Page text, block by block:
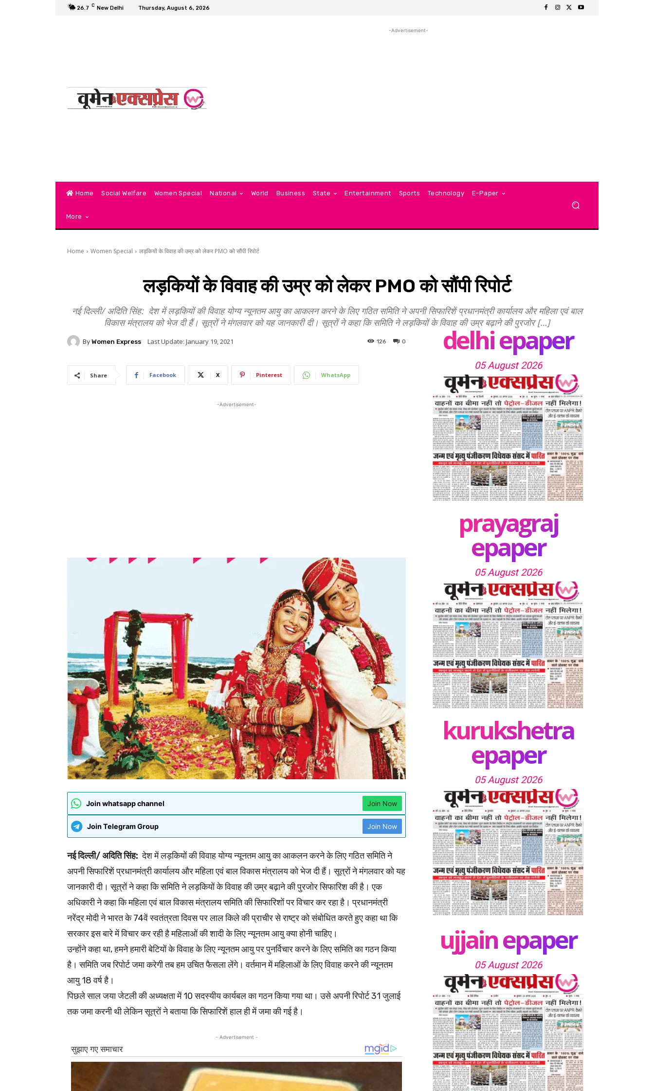
26.7 C New Delhi Thursday, August 6, 2026
-Advertisement-
Home Social Welfare Women Special National World Business State Entertainment Sports Technology E-Paper
More
Home Women Special लड़कियों के विवाह की उम्र को लेकर PMO को सौंपी रिपोर्ट
लड़कियों के विवाह की उम्र को लेकर PMO को सौंपी रिपोर्ट
नई दिल्ली/ अदिति सिंह: देश में लड़कियों की विवाह योग्य न्यूनतम आयु का आकलन करने के लिए गठित समिति ने अपनी सिफारिशें प्रधानमंत्री कार्यालय और महिला एवं बाल
विकास मंत्रालय को भेज दी हैं। सूत्रों ने मंगलवार को यह जानकारी दी। सूत्रों ने कहा कि समिति ने लड़कियों के विवाह की उम्र बढ़ाने की पुरजोर […]
By Women Express Last Update: January 19, 2021 0
126
Share Facebook X Pinterest WhatsApp
-Advertisement-
Join whatsapp channel Join Now
Join Telegram Group Join Now
नई दिल्ली/ अदिति सिंह: देश में लड़कियों की विवाह योग्य न्यूनतम आयु का आकलन करने के लिए गठित समिति ने
अपनी सिफारिशें प्रधानमंत्री कार्यालय और महिला एवं बाल विकास मंत्रालय को भेज दी हैं। सूत्रों ने मंगलवार को यह
जानकारी दी। सूत्रों ने कहा कि समिति ने लड़कियों के विवाह की उम्र बढ़ाने की पुरजोर सिफारिश की है। एक
अधिकारी ने कहा कि महिला एवं बाल विकास मंत्रालय समिति की सिफारिशों पर विचार कर रहा है। प्रधानमंत्री
नरेंद्र मोदी ने भारत के 74वें स्वतंत्रता दिवस पर लाल किले की प्राचीर से राष्ट्र को संबोधित करते हुए कहा था कि
सरकार इस बारे में विचार कर रही है महिलाओं की शादी के लिए न्यूनतम आयु क्या होनी चाहिए।
उन्होंने कहा था, हमने हमारी बेटियों के विवाह के लिए न्यूनतम आयु पर पुनर्विचार करने के लिए समिति का गठन किया
है। समिति जब रिपोर्ट जमा करेगी तब हम उचित फैसला लेंगे। वर्तमान में महिलाओं के लिए विवाह करने की न्यूनतम
आयु 18 वर्ष है।
पिछले साल जया जेटली की अध्यक्षता में 10 सदस्यीय कार्यबल का गठन किया गया था। उसे अपनी रिपोर्ट 31 जुलाई
तक जमा करनी थी लेकिन सूत्रों ने बताया कि सिफारिशें हाल ही में जमा की गई है।
- Advertisement -
delhi epaper
05 August 2026
prayagraj
epaper
05 August 2026
kurukshetra
epaper
05 August 2026
ujjain epaper
05 August 2026